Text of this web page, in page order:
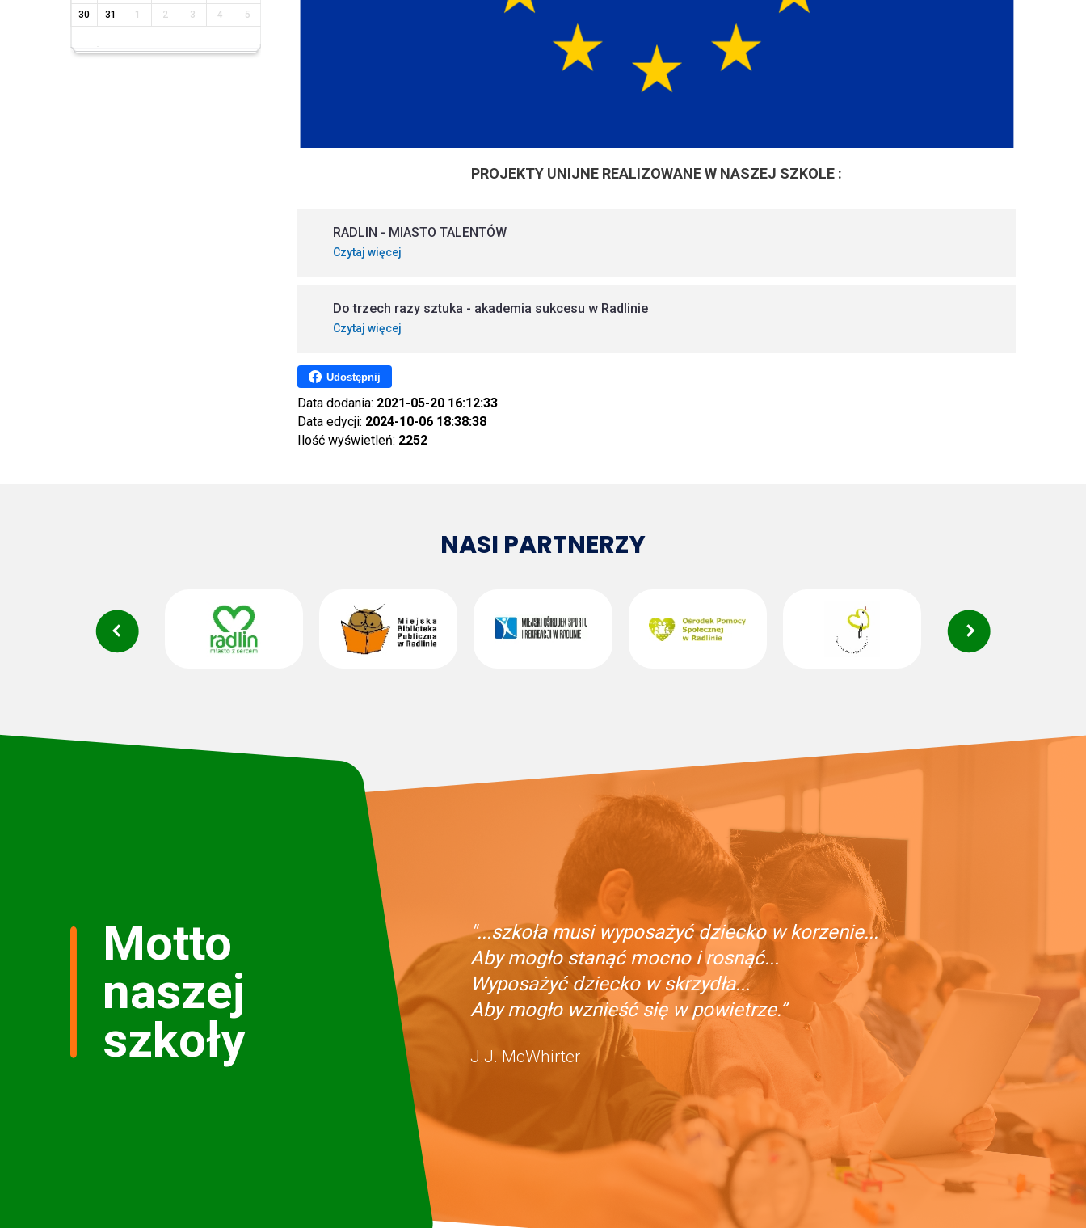
PROJEKTY UNIJNE REALIZOWANE W NASZEJ SZKOLE :
RADLIN - MIASTO TALENTÓW
Czytaj więcej
Do trzech razy sztuka - akademia sukcesu w Radlinie
Czytaj więcej
Udostępnij
Data dodania: 2021-05-20 16:12:33
Data edycji: 2024-10-06 18:38:38
Ilość wyświetleń: 2252
30
31 1 2 3 4 5
NASI PARTNERZY
Motto
naszej
szkoły
"...szkoła musi wyposażyć dziecko w korzenie...
Aby mogło stanąć mocno i rosnąć...
Wyposażyć dziecko w skrzydła...
Aby mogło wznieść się w powietrze.”
J.J. McWhirter